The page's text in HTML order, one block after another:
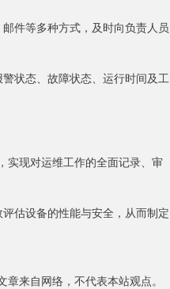
件等多种方式，及时向负责人员
状态、故障状态、运行时间及工
实现对运维工作的全面记录、审
估设备的性能与安全，从而制定
章来自网络，不代表本站观点。